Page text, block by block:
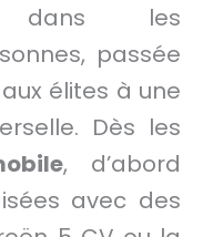
dans les
passée
élites à une
Dès les
, d’abord
avec des